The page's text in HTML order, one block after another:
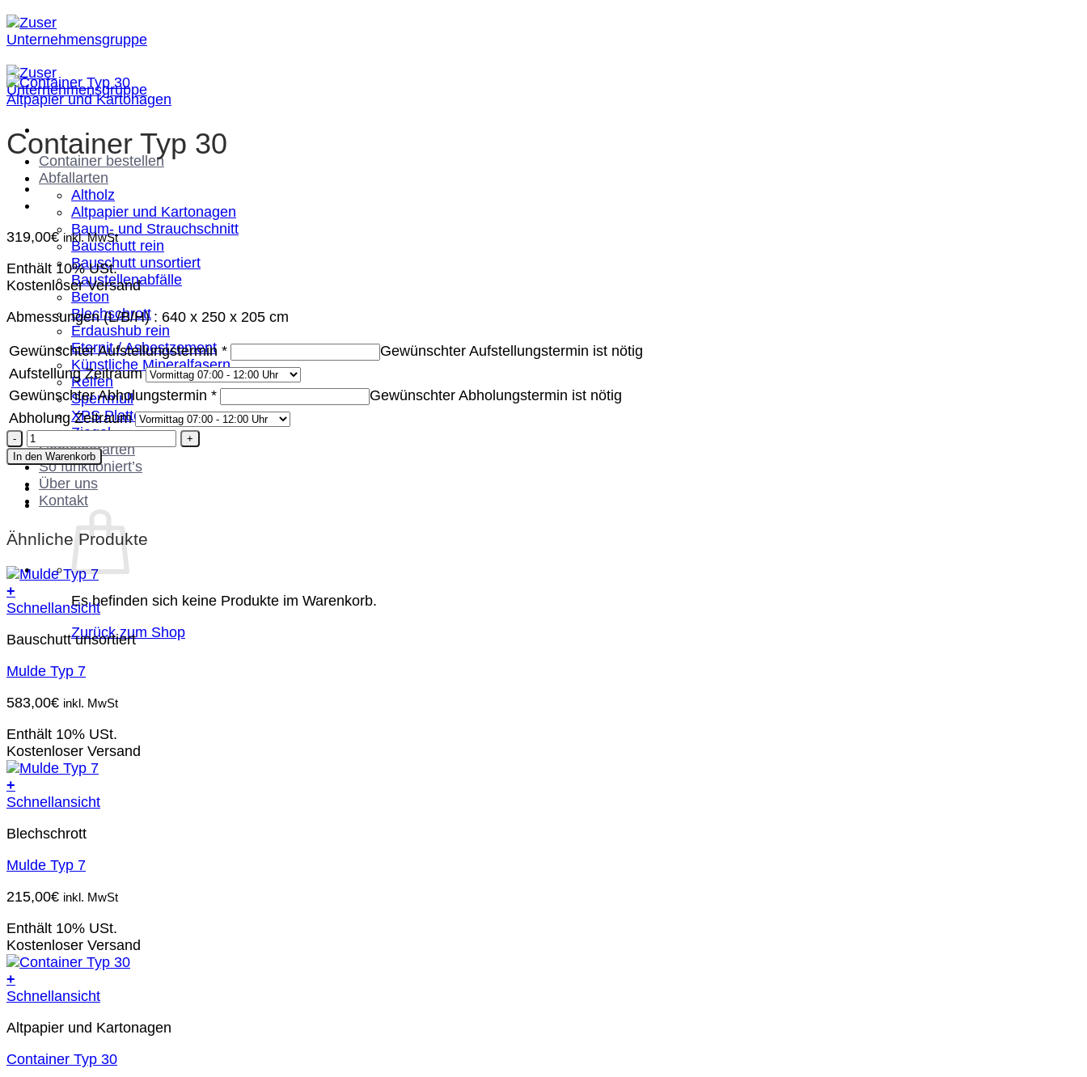
Zum
Inhalt
springen
Container bestellen
Abfallarten
Altholz
Altpapier und Kartonagen
Baum- und Strauchschnitt
Bauschutt rein
Bauschutt unsortiert
Baustellenabfälle
Beton
Blechschrott
Erdaushub rein
Eternit / Asbestzement
Künstliche Mineralfasern
Reifen
Sperrmüll
XPS Platten
Ziegel
Containerarten
So funktioniert’s
Über uns
Kontakt
Es befinden sich keine Produkte im Warenkorb.
Zurück zum Shop
Altpapier und Kartonagen
Container Typ 30
319,00€ inkl. MwSt
Enthält 10% USt.
Kostenloser Versand
Abmessungen (L/B/H) : 640 x 250 x 205 cm
Gewünschter Aufstellungstermin *
Gewünschter Aufstellungstermin ist nötig
Aufstellung Zeitraum
Gewünschter Abholungstermin *
Gewünschter Abholungstermin ist nötig
Abholung Zeitraum
Container
Typ
30
Menge
In den Warenkorb
Ähnliche Produkte
+
Schnellansicht
Bauschutt unsortiert
Mulde Typ 7
583,00€ inkl. MwSt
Enthält 10% USt.
Kostenloser Versand
+
Schnellansicht
Blechschrott
Mulde Typ 7
215,00€ inkl. MwSt
Enthält 10% USt.
Kostenloser Versand
+
Schnellansicht
Altpapier und Kartonagen
Container Typ 30